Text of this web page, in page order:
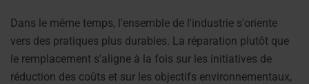
Dans le même temps, l'ensemble de l'industrie s'oriente
vers des pratiques plus durables. La réparation plutôt que
le remplacement s'aligne à la fois sur les initiatives de
réduction des coûts et sur les objectifs environnementaux,